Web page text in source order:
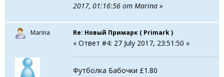
2017, 01:16:56 от Marina »
Marina Re: Новый Примарк ( Primark )
« Ответ #4: 27 July 2017, 23:51:50 »
Футболка Бабочки £1.80